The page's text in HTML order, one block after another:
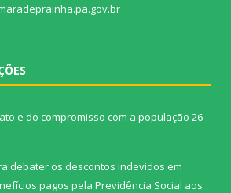
e do compromisso com a população 26
debater os descontos indevidos em
pagos pela Previdência Social aos